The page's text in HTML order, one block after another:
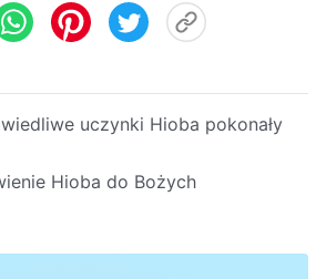
uczynki Hioba pokonały
Hioba do Bożych